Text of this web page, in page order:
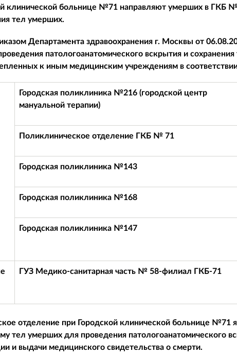
клинической больнице №71 направляют умерших в ГКБ
тел умерших.
Департамента здравоохранения г. Москвы от
патологоанатомического вскрытия и
к иным медицинским учреждениям в
Городская поликлиника №216 (городской центр
мануальной терапии)
Поликлиническое отделение ГКБ № 71
Городская поликлиника №143
Городская поликлиника №168
Городская поликлиника №147
ГУЗ Медико-санитарная часть № 58-филиал ГКБ-71
отделение при Городской клинической больнице
тел умерших для проведения патологоанатомического
и выдачи медицинского свидетельства о смерти.